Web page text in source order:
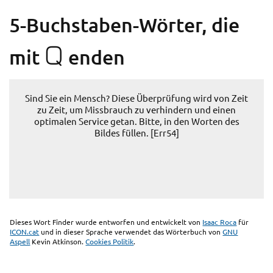
5-Buchstaben-Wörter, die
mit Q enden
Sind Sie ein Mensch? Diese Überprüfung wird von Zeit
zu Zeit, um Missbrauch zu verhindern und einen
optimalen Service getan. Bitte, in den Worten des
Bildes füllen. [Err54]
Dieses Wort Finder wurde entworfen und entwickelt von Isaac Roca für
ICON.catund in dieser Sprache verwendet das Wörterbuch vonGNU
Aspell Kevin Atkinson.Cookies Politik.